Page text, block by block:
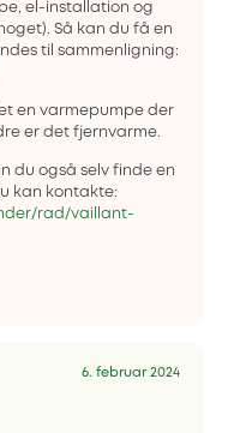
el-installation og
Så kan du få en
til sammenligning:
en varmepumpe der
er det fjernvarme.
du også selv finde en
kan kontakte:
rad/vaillant-
6. februar 2024